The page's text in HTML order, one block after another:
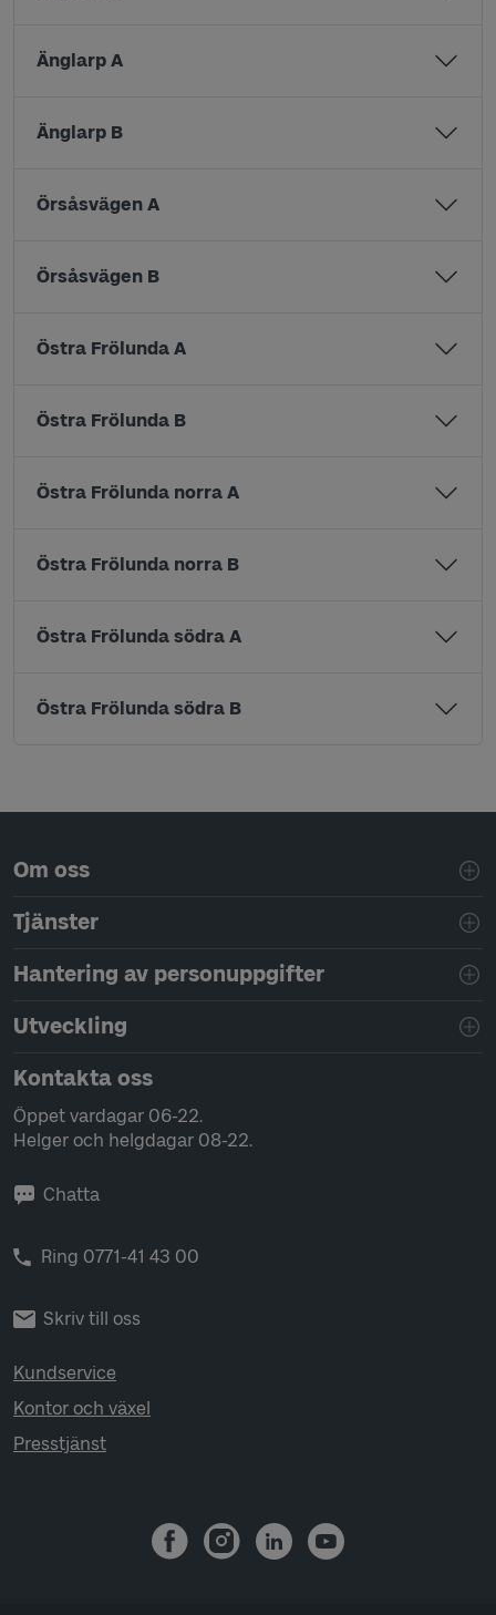
Änglarp A
Änglarp B
Örsåsvägen A
Örsåsvägen B
Östra Frölunda A
Östra Frölunda B
Östra Frölunda norra A
Östra Frölunda norra B
Östra Frölunda södra A
Östra Frölunda södra B
Sidfotsnavigering
Om oss
Tjänster
Hantering av personuppgifter
Utveckling
Kontakta oss
Öppet vardagar 06-22.
Helger och helgdagar 08-22.
Chatta
Ring 0771-41 43 00
Skriv till oss
Kundservice
Kontor och växel
Presstjänst